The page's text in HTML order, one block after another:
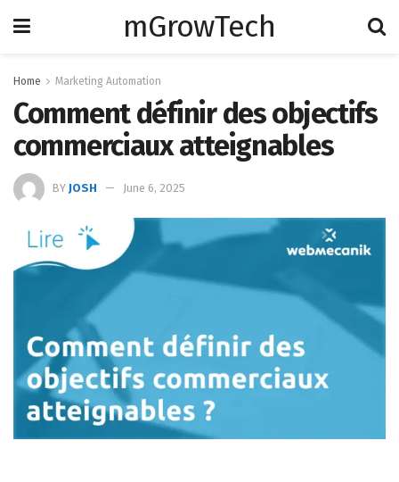
mGrowTech
Home Marketing Automation
Comment définir des objectifs
commerciaux atteignables
BY JOSH June 6, 2025